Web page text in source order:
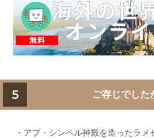
5 ご存じでした
・アブ・シンベル神殿を造ったラ